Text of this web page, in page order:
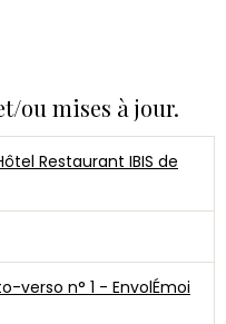
ou mises à jour.
Restaurant IBIS de
verso n° 1 - EnvolÉmoi